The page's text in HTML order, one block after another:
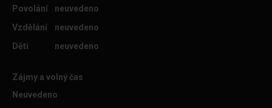
Povolání
neuvedeno
Vzdělání
neuvedeno
Děti
neuvedeno
Zájmy a volný čas
Neuvedeno